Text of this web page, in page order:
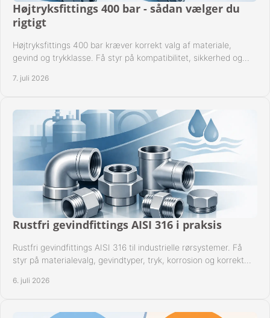
Højtryksfittings 400 bar - sådan vælger du
rigtigt
Højtryksfittings 400 bar kræver korrekt valg af materiale,
gevind og trykklasse. Få styr på kompatibilitet, sikkerhed og
7. juli 2026
Rustfri gevindfittings AISI 316 i praksis
Rustfri gevindfittings AISI 316 til industrielle rørsystemer. Få
styr på materialevalg, gevindtyper, tryk, korrosion og korrekt
6. juli 2026